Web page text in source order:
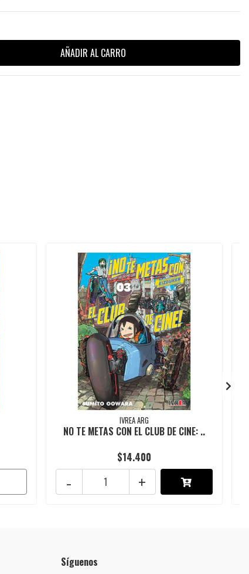
IVREA ARG
NO TE METAS CON EL CLUB DE CINE: ..
$14.400
+
-
Síguenos